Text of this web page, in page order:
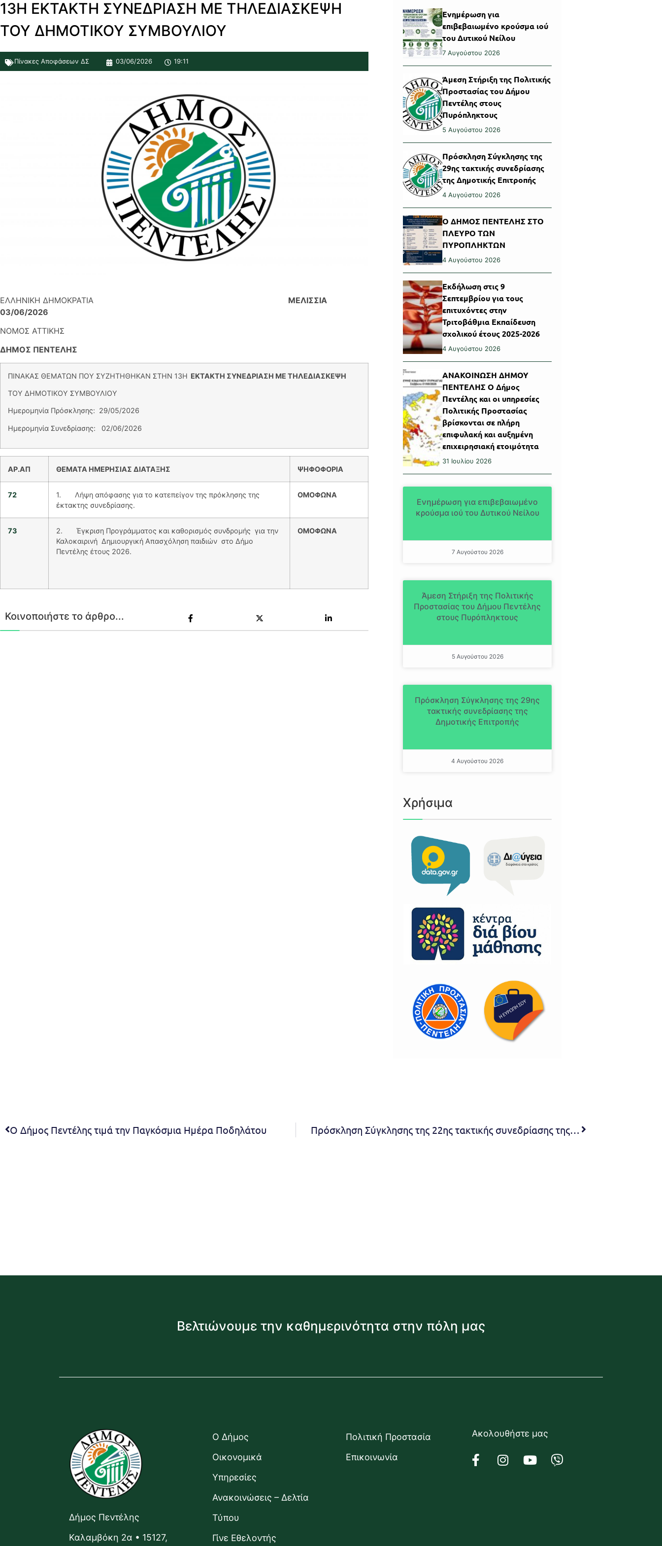
13Η ΕΚΤΑΚΤΗ ΣΥΝΕΔΡΙΑΣΗ ΜΕ ΤΗΛΕΔΙΑΣΚΕΨΗ
ΤΟΥ ΔΗΜΟΤΙΚΟΥ ΣΥΜΒΟΥΛΙΟΥ
Πίνακες Αποφάσεων ΔΣ 03/06/2026 19:11
ΕΛΛΗΝΙΚΗ ΔΗΜΟΚΡΑΤΙΑ ΜΕΛΙΣΣΙΑ
03/06/2026
ΝΟΜOΣ ΑΤΤΙΚΗΣ
ΔΗΜΟΣ ΠΕΝΤΕΛΗΣ
ΠΙΝΑΚΑΣ ΘΕΜΑΤΩΝ ΠΟΥ ΣΥΖΗΤΗΘΗΚΑΝ ΣΤΗΝ 13Η ΕΚΤΑΚΤΗ ΣΥΝΕΔΡΙΑΣΗ ΜΕ ΤΗΛΕΔΙΑΣΚΕΨΗ
ΤΟΥ ΔΗΜΟΤΙΚΟΥ ΣΥΜΒΟΥΛΙΟΥ
Ημερομηνία Πρόσκλησης: 29/05/2026
Ημερομηνία Συνεδρίασης: 02/06/2026
ΑΡ.ΑΠ ΘΕΜΑΤΑ ΗΜΕΡΗΣΙΑΣ ΔΙΑΤΑΞΗΣ ΨΗΦΟΦΟΡΙΑ
72
1. Λήψη απόφασης για το κατεπείγον της πρόκλησης της
έκτακτης συνεδρίασης.
ΟΜΟΦΩΝΑ
73
2. Έγκριση Προγράμματος και καθορισμός συνδρομής για την
Καλοκαιρινή Δημιουργική Απασχόληση παιδιών στο Δήμο
Πεντέλης έτους 2026.
ΟΜΟΦΩΝΑ
Κοινοποιήστε το άρθρο...
Ενημέρωση για
επιβεβαιωμένο κρούσμα ιού
του Δυτικού Νείλου
7 Αυγούστου 2026
Άμεση Στήριξη της Πολιτικής
Προστασίας του Δήμου
Πεντέλης στους
Πυρόπληκτους
5 Αυγούστου 2026
Πρόσκληση Σύγκλησης της
29ης τακτικής συνεδρίασης
της Δημοτικής Επιτροπής
4 Αυγούστου 2026
Ο ΔΗΜΟΣ ΠΕΝΤΕΛΗΣ ΣΤΟ
ΠΛΕΥΡΟ ΤΩΝ
ΠΥΡΟΠΛΗΚΤΩΝ
4 Αυγούστου 2026
Εκδήλωση στις 9
Σεπτεμβρίου για τους
επιτυχόντες στην
Τριτοβάθμια Εκπαίδευση
σχολικού έτους 2025-2026
4 Αυγούστου 2026
ΑΝΑΚΟΙΝΩΣΗ ΔΗΜΟΥ
ΠΕΝΤΕΛΗΣ Ο Δήμος
Πεντέλης και οι υπηρεσίες
Πολιτικής Προστασίας
βρίσκονται σε πλήρη
επιφυλακή και αυξημένη
επιχειρησιακή ετοιμότητα
31 Ιουλίου 2026
Ενημέρωση για επιβεβαιωμένο
κρούσμα ιού του Δυτικού Νείλου
7 Αυγούστου 2026
Άμεση Στήριξη της Πολιτικής
Προστασίας του Δήμου Πεντέλης
στους Πυρόπληκτους
5 Αυγούστου 2026
Πρόσκληση Σύγκλησης της 29ης
τακτικής συνεδρίασης της
Δημοτικής Επιτροπής
4 Αυγούστου 2026
Χρήσιμα
Ο Δήμος Πεντέλης τιμά την Παγκόσμια Ημέρα Ποδηλάτου Πρόσκληση Σύγκλησης της 22ης τακτικής συνεδρίασης της Δημοτικής Επιτροπής.
Βελτιώνουμε την καθημερινότητα στην πόλη μας
Δήμος Πεντέλης
Καλαμβόκη 2α • 15127,
Ο Δήμος
Οικονομικά
Υπηρεσίες
Ανακοινώσεις – Δελτία
Τύπου
Γίνε Εθελοντής
Πολιτική Προστασία
Επικοινωνία
Ακολουθήστε μας